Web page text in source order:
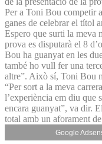
Per a Toni Bou competir
ganes de celebrar el títol
Espero que surti la meva
prova es disputarà el 8
Bou ha guanyat en les
també ho vull fer una
altre”. Això sí, Toni Bou
“Per sort a la meva
l’experiència em diu que
encara guanyat”, va dir.
total amb un aforament
Google